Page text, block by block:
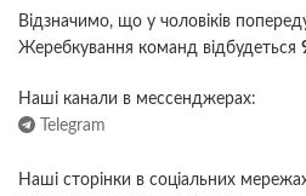
Відзначимо, що у чоловіків
Жеребкування команд відбудеться
Наші канали в мессенджерах:
Telegram
Наші сторінки в соціальних